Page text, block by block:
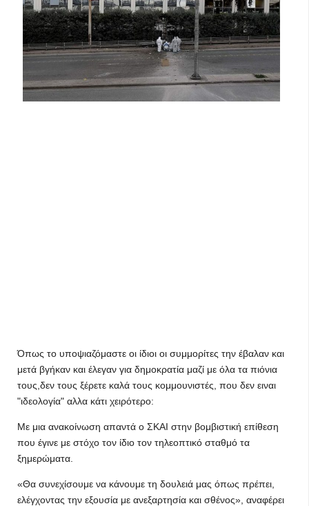
Όπως το υποψιαζόμαστε οι ίδιοι οι συμμορίτες την έβαλαν και
μετά βγήκαν και έλεγαν για δημοκρατία μαζί με όλα τα πιόνια
τους,δεν τους ξέρετε καλά τους κομμουνιστές, που δεν ειναι
"ιδεολογία" αλλα κάτι χειρότερο:
Με μια ανακοίνωση απαντά ο ΣΚΑΙ στην βομβιστική επίθεση
που έγινε με στόχο τον ίδιο τον τηλεοπτικό σταθμό τα
ξημερώματα.
«Θα συνεχίσουμε να κάνουμε τη δουλειά μας όπως πρέπει,
ελέγχοντας την εξουσία με ανεξαρτησία και σθένος», αναφέρει